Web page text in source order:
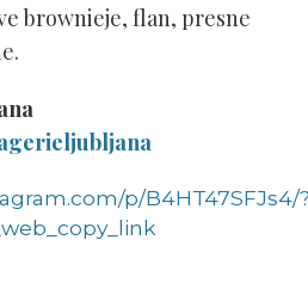
brownieje, flan, presne
p/B4HT47SFJs4/